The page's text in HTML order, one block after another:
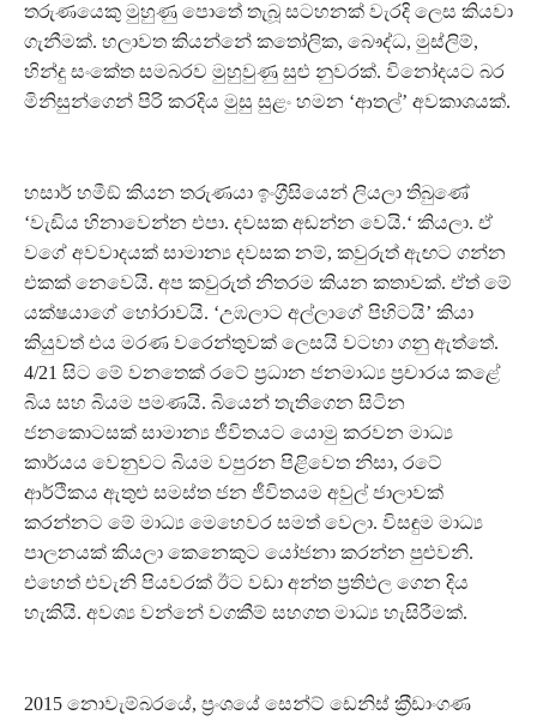
තරුණයෙකු මුහුණු පොතේ තැබූ සටහනක් වැරදි ලෙස කියවා
ගැනීමක්. හලාවත කියන්නේ කතෝලික, බෞද්ධ, මුස්ලිම්,
හින්දු සංකේත සමබරව මුහුවුණු සුළු නුවරක්. විනෝදයට බර
මිනිසුන්ගෙන් පිරි කරදිය මුසු සුළං හමන ‘ආතල්’ අවකාශයක්.
හසාර් හමීඞ් කියන තරුණයා ඉංග‍්‍රීසියෙන් ලියලා තිබුණේ
‘වැඩිය හිනාවෙන්න එපා. දවසක අඬන්න වෙයි.‘ කියලා. ඒ
වගේ අවවාදයක් සාමාන්‍ය දවසක නම්, කවුරුත් ඇඟට ගන්න
එකක් නෙවෙයි. අප කවුරුත් නිතරම කියන කතාවක්. ඒත් මේ
යක්ෂයාගේ හෝරාවයි. ‘උඹලාට අල්ලාගේ පිහිටයි’ කියා
කියුවත් එය මරණ වරෙන්තුවක් ලෙසයි වටහා ගනු ඇත්තේ.
4/21 සිට මේ වනතෙක් රටේ ප‍්‍රධාන ජනමාධ්‍ය ප‍්‍රචාරය කළේ
බිය සහ බියම පමණයි. බියෙන් තැතිගෙන සිටින
ජනකොටසක් සාමාන්‍ය ජීවිතයට යොමු කරවන මාධ්‍ය
කාර්යය වෙනුවට බියම වපුරන පිළිවෙත නිසා, රටේ
ආර්ථිකය ඇතුළු සමස්ත ජන ජීවිතයම අවුල් ජාලාවක්
කරන්නට මේ මාධ්‍ය මෙහෙවර සමත් වෙලා. විසඳුම මාධ්‍ය
පාලනයක් කියලා කෙනෙකුට යෝජනා කරන්න පුළුවනි.
එහෙත් එවැනි පියවරක් ඊට වඩා අන්ත ප‍්‍රතිඵල ගෙන දිය
හැකියි. අවශ්‍ය වන්නේ වගකීම් සහගත මාධ්‍ය හැසිරීමක්.
2015 නොවැම්බරයේ, ප‍්‍රංශයේ සෙන්ට් ඩෙනිස් ක‍්‍රීඩාංගණ